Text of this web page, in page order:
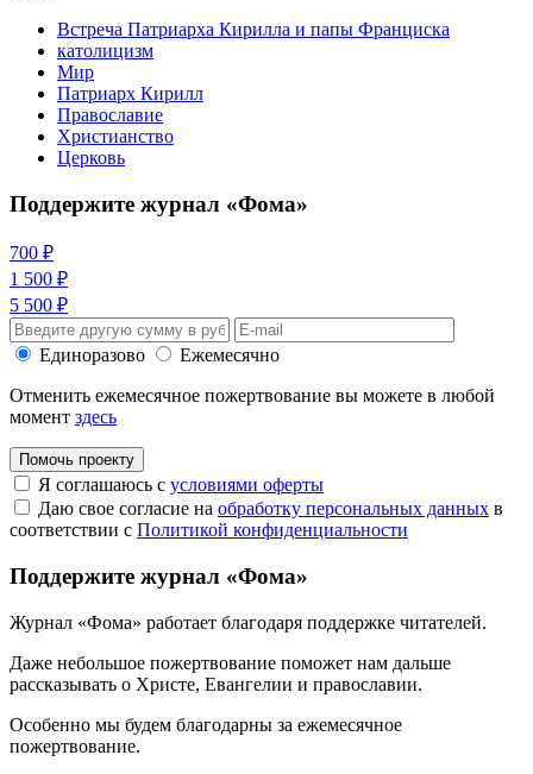
Встреча Патриарха Кирилла и папы Франциска
католицизм
Мир
Патриарх Кирилл
Православие
Христианство
Церковь
Поддержите журнал «Фома»
700 ₽
1 500 ₽
5 500 ₽
Единоразово
Ежемесячно
Отменить ежемесячное пожертвование вы можете в любой
момент здесь
Помочь проекту
Я соглашаюсь с условиями оферты
Даю свое согласие на обработку персональных данных в
соответствии с Политикой конфиденциальности
Поддержите журнал «Фома»
Журнал «Фома» работает благодаря поддержке читателей.
Даже небольшое пожертвование поможет нам дальше
рассказывать о Христе, Евангелии и православии.
Особенно мы будем благодарны за ежемесячное
пожертвование.